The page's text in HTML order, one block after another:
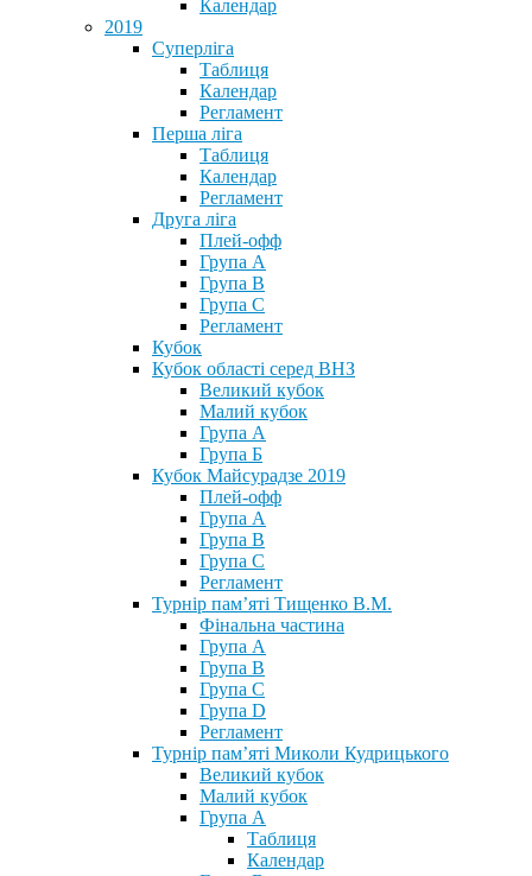
Календар
2019
Суперліга
Таблиця
Календар
Регламент
Перша ліга
Таблиця
Календар
Регламент
Друга ліга
Плей-офф
Група А
Група В
Група С
Регламент
Кубок
Кубок області серед ВНЗ
Великий кубок
Малий кубок
Група А
Група Б
Кубок Майсурадзе 2019
Плей-офф
Група А
Група В
Група С
Регламент
Турнір пам’яті Тищенко В.М.
Фінальна частина
Група А
Група В
Група С
Група D
Регламент
Турнір пам’яті Миколи Кудрицького
Великий кубок
Малий кубок
Група А
Таблиця
Календар